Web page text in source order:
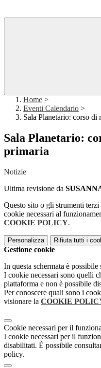
Home >
Eventi Calendario >
Sala Planetario: corso di
Sala Planetario:
primaria
Notizie
Ultima revisione da
Questo sito o gli strumenti
cookie necessari al
COOKIE POLICY.
Personalizza Rifiuta tutti i
Gestione cookie
In questa schermata è
I cookie necessari sono quelli
piattaforma e non è possibile
Per conoscere quali sono i
visionare la COOKIE
Cookie necessari per il
I cookie necessari per il
disabilitati. È possibile
policy.